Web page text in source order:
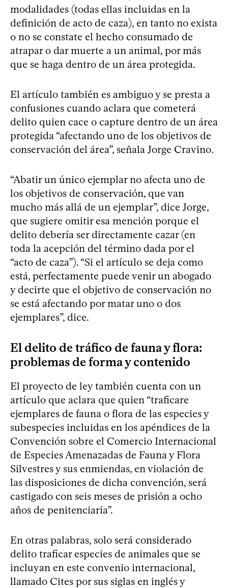
modalidades (todas ellas incluidas en la
definición de acto de caza), en tanto no exista
o no se constate el hecho consumado de
atrapar o dar muerte a un animal, por más
que se haga dentro de un área protegida.
El artículo también es ambiguo y se presta a
confusiones cuando aclara que cometerá
delito quien cace o capture dentro de un área
protegida “afectando uno de los objetivos de
conservación del área”, señala Jorge Cravino.
“Abatir un único ejemplar no afecta uno de
los objetivos de conservación, que van
mucho más allá de un ejemplar”, dice Jorge,
que sugiere omitir esa mención porque el
delito debería ser directamente cazar (en
toda la acepción del término dada por el
“acto de caza”). “Si el artículo se deja como
está, perfectamente puede venir un abogado
y decirte que el objetivo de conservación no
se está afectando por matar uno o dos
ejemplares”, dice.
El delito de tráfico de fauna y flora:
problemas de forma y contenido
El proyecto de ley también cuenta con un
artículo que aclara que quien “traficare
ejemplares de fauna o flora de las especies y
subespecies incluidas en los apéndices de la
Convención sobre el Comercio Internacional
de Especies Amenazadas de Fauna y Flora
Silvestres y sus enmiendas, en violación de
las disposiciones de dicha convención, será
castigado con seis meses de prisión a ocho
años de penitenciaría”.
En otras palabras, solo será considerado
delito traficar especies de animales que se
incluyan en este convenio internacional,
llamado Cites por sus siglas en inglés y